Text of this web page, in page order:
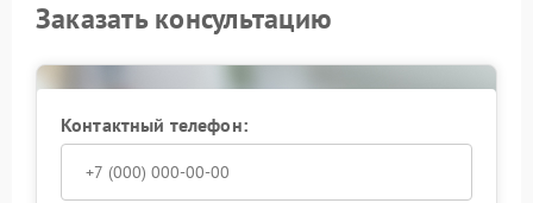
Заказать консультацию
Контактный телефон: